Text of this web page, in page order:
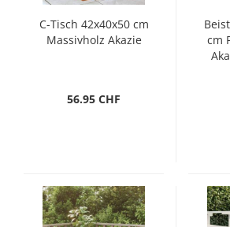
C-Tisch 42x40x50 cm
Massivholz Akazie
56.95 CHF
cm